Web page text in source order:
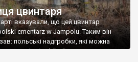
цвинтаря
вказували, що цей цвинтар
cmentarz w Jampolu. Таким він
польські надгробки, які можна
епітафії… Загалом цвинтар